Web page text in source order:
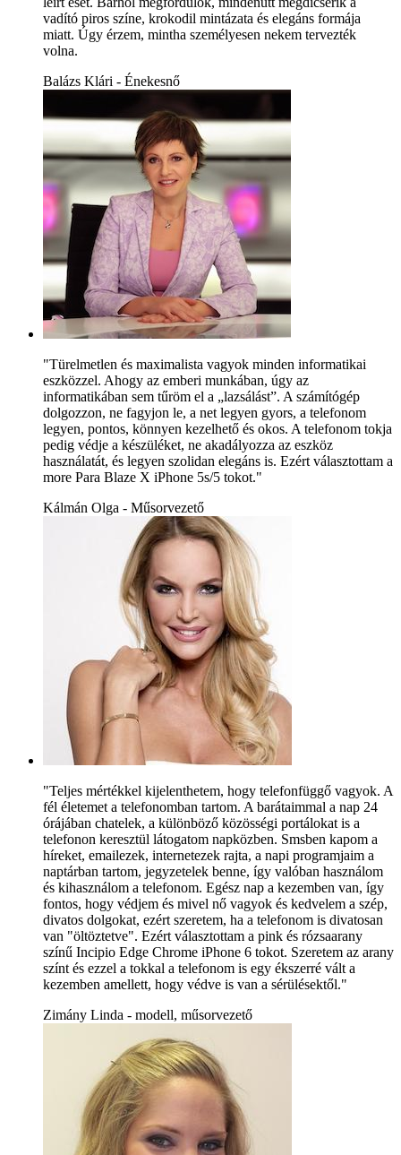
vadító piros színe, krokodil mintázata és elegáns formája
miatt. Úgy érzem, mintha személyesen nekem tervezték
volna.
Balázs Klári - Énekesnő
"Türelmetlen és maximalista vagyok minden informatikai
eszközzel. Ahogy az emberi munkában, úgy az
informatikában sem tűröm el a „lazsálást”. A számítógép
dolgozzon, ne fagyjon le, a net legyen gyors, a telefonom
legyen, pontos, könnyen kezelhető és okos. A telefonom tokja
pedig védje a készüléket, ne akadályozza az eszköz
használatát, és legyen szolidan elegáns is. Ezért választottam a
more Para Blaze X iPhone 5s/5 tokot."
Kálmán Olga - Műsorvezető
"Teljes mértékkel kijelenthetem, hogy telefonfüggő vagyok. A
fél életemet a telefonomban tartom. A barátaimmal a nap 24
órájában chatelek, a különböző közösségi portálokat is a
telefonon keresztül látogatom napközben. Smsben kapom a
híreket, emailezek, internetezek rajta, a napi programjaim a
naptárban tartom, jegyzetelek benne, így valóban használom
és kihasználom a telefonom. Egész nap a kezemben van, így
fontos, hogy védjem és mivel nő vagyok és kedvelem a szép,
divatos dolgokat, ezért szeretem, ha a telefonom is divatosan
van "öltöztetve". Ezért választottam a pink és rózsaarany
színű Incipio Edge Chrome iPhone 6 tokot. Szeretem az arany
színt és ezzel a tokkal a telefonom is egy ékszerré vált a
kezemben amellett, hogy védve is van a sérülésektől."
Zimány Linda - modell, műsorvezető